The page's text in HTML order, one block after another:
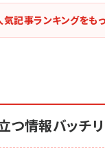
気記事ランキングをも
情報バッチリ